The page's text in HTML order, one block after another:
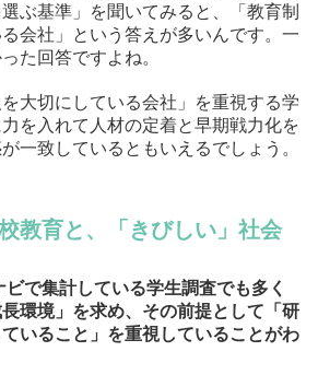
ぶ基準」を聞いてみると、「教育制
会社」という答えが多いんです。一
た回答ですよね。
大切にしている会社」を重視する学
を入れて人材の定着と早期戦力化を
一致しているともいえるでしょう。
教育と、「きびしい」社会
で集計している学生調査でも多く
環境」を求め、その前提として「研
いること」を重視していることがわ